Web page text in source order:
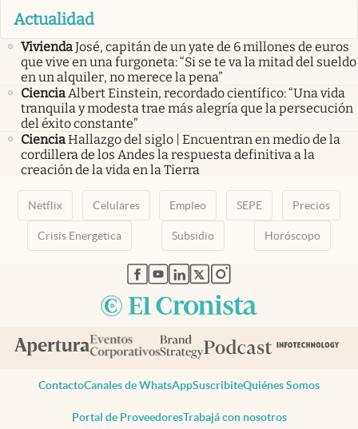
Actualidad
ViviendaJosé, capitán de un yate de 6 millones de euros
que vive en una furgoneta: “Si se te va la mitad del sueldo
en un alquiler, no merece la pena”
CienciaAlbert Einstein, recordado científico: “Una vida
tranquila y modesta trae más alegría que la persecución
del éxito constante”
CienciaHallazgo del siglo | Encuentran en medio de la
cordillera de los Andes la respuesta definitiva a la
creación de la vida en la Tierra
Netflix Celulares Empleo SEPE Precios
Crisis Energetica Subsidio Horóscopo
abre en nueva pestaña
abre en nueva pestaña
abre en nueva pestaña
abre en nueva pestaña
abre en nueva pestaña
ContactoCanales de WhatsAppSuscribiteQuiénes Somos
Portal de ProveedoresTrabajá con nosotros